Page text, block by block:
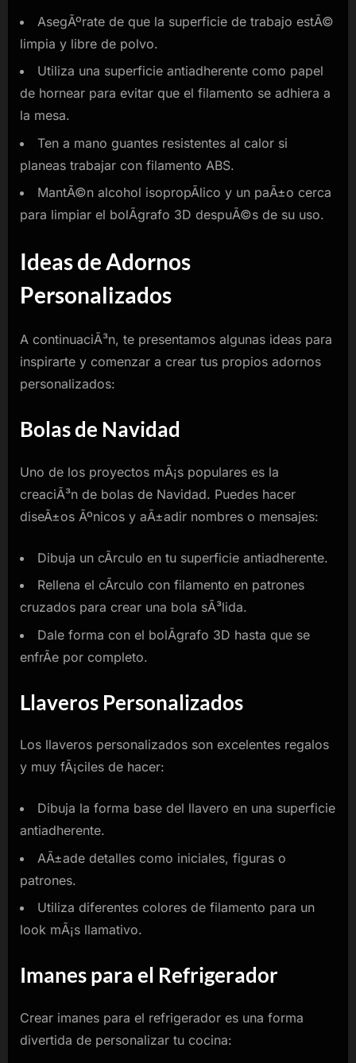
AsegÃºrate de que la superficie de trabajo estÃ©
limpia y libre de polvo.
Utiliza una superficie antiadherente como papel
de hornear para evitar que el filamento se adhiera a
la mesa.
Ten a mano guantes resistentes al calor si
planeas trabajar con filamento ABS.
MantÃ©n alcohol isopropÃ­lico y un paÃ±o cerca
para limpiar el bolÃ­grafo 3D despuÃ©s de su uso.
Ideas de Adornos
Personalizados
A continuaciÃ³n, te presentamos algunas ideas para
inspirarte y comenzar a crear tus propios adornos
personalizados:
Bolas de Navidad
Uno de los proyectos mÃ¡s populares es la
creaciÃ³n de bolas de Navidad. Puedes hacer
diseÃ±os Ãºnicos y aÃ±adir nombres o mensajes:
Dibuja un cÃ­rculo en tu superficie antiadherente.
Rellena el cÃ­rculo con filamento en patrones
cruzados para crear una bola sÃ³lida.
Dale forma con el bolÃ­grafo 3D hasta que se
enfrÃ­e por completo.
Llaveros Personalizados
Los llaveros personalizados son excelentes regalos
y muy fÃ¡ciles de hacer:
Dibuja la forma base del llavero en una superficie
antiadherente.
AÃ±ade detalles como iniciales, figuras o
patrones.
Utiliza diferentes colores de filamento para un
look mÃ¡s llamativo.
Imanes para el Refrigerador
Crear imanes para el refrigerador es una forma
divertida de personalizar tu cocina: